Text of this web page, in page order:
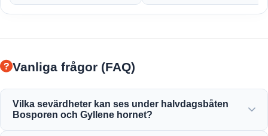
Vanliga frågor (FAQ)
Vilka sevärdheter kan ses under halvdagsbåten
Bosporen och Gyllene hornet?